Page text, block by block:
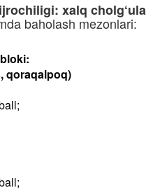
xalq
baholash mezonlari:
qoraqalpoq)